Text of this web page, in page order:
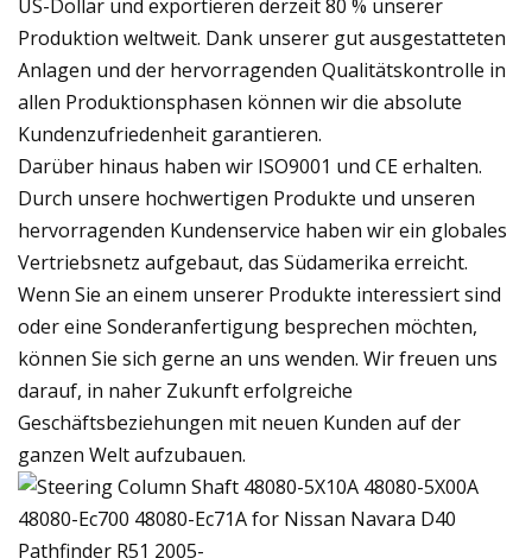
US-Dollar und exportieren derzeit 80 % unserer
Produktion weltweit. Dank unserer gut ausgestatteten
Anlagen und der hervorragenden Qualitätskontrolle in
allen Produktionsphasen können wir die absolute
Kundenzufriedenheit garantieren.
Darüber hinaus haben wir ISO9001 und CE erhalten.
Durch unsere hochwertigen Produkte und unseren
hervorragenden Kundenservice haben wir ein globales
Vertriebsnetz aufgebaut, das Südamerika erreicht.
Wenn Sie an einem unserer Produkte interessiert sind
oder eine Sonderanfertigung besprechen möchten,
können Sie sich gerne an uns wenden. Wir freuen uns
darauf, in naher Zukunft erfolgreiche
Geschäftsbeziehungen mit neuen Kunden auf der
ganzen Welt aufzubauen.